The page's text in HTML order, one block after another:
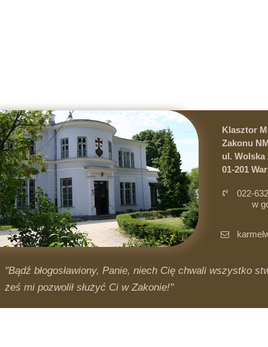
022-
w
Klasztor
Zakonu
ul. Wolska
01-201
"Bądź błogosławiony, Panie, niech Cię chwali wszystko
żeś mi pozwolił służyć Ci w Zakonie!"